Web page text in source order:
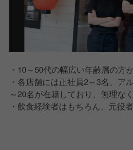
・10～50代の幅広い年齢層の方
・各店舗には正社員2～3名、ア
～20名が在籍しており、無理な
・飲食経験者はもちろん、元役
・20代店長、30代部長も多く活